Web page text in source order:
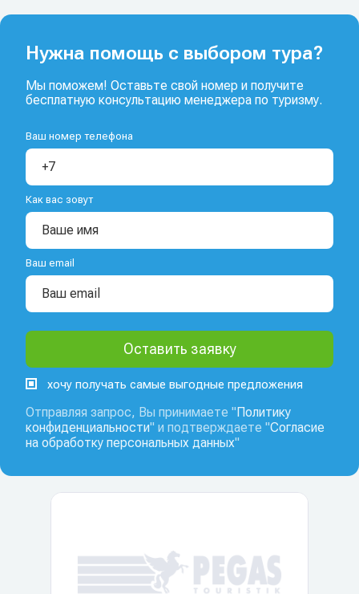
Нужна помощь с выбором тура?
Мы поможем! Оставьте свой номер и получите
бесплатную консультацию менеджера по туризму.
Ваш номер телефона
Как вас зовут
Ваш email
хочу получать самые выгодные предложения
Отправляя запрос, Вы принимаете "Политику
конфиденциальности" и подтверждаете "Согласие
на обработку персональных данных"